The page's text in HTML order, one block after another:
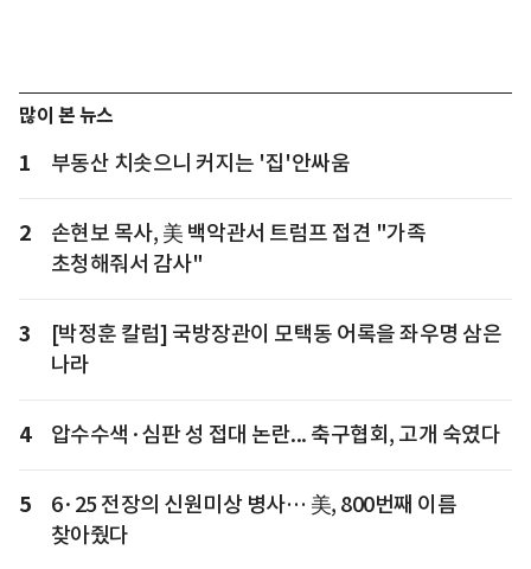
많이 본 뉴스
1 부동산 치솟으니 커지는 '집'안싸움
2
손현보 목사, 美 백악관서 트럼프 접견 "가족
초청해줘서 감사"
3
[박정훈 칼럼] 국방장관이 모택동 어록을 좌우명 삼은
나라
4 압수수색·심판 성 접대 논란... 축구협회, 고개 숙였다
5
6·25 전장의 신원미상 병사… 美, 800번째 이름
찾아줬다